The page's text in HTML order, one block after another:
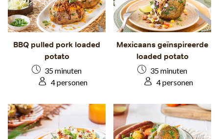
BBQ pulled pork loaded
potato
35 minuten
4 personen
Mexicaans geïnspireerde
loaded potato
35 minuten
4 personen